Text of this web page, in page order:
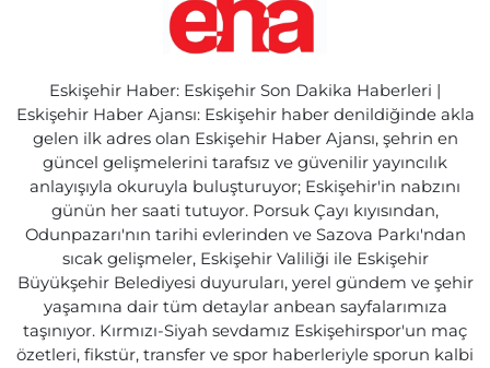
Eskişehir Haber: Eskişehir Son Dakika Haberleri |
Eskişehir Haber Ajansı: Eskişehir haber denildiğinde akla
gelen ilk adres olan Eskişehir Haber Ajansı, şehrin en
güncel gelişmelerini tarafsız ve güvenilir yayıncılık
anlayışıyla okuruyla buluşturuyor; Eskişehir'in nabzını
günün her saati tutuyor. Porsuk Çayı kıyısından,
Odunpazarı'nın tarihi evlerinden ve Sazova Parkı'ndan
sıcak gelişmeler, Eskişehir Valiliği ile Eskişehir
Büyükşehir Belediyesi duyuruları, yerel gündem ve şehir
yaşamına dair tüm detaylar anbean sayfalarımıza
taşınıyor. Kırmızı-Siyah sevdamız Eskişehirspor'un maç
özetleri, fikstür, transfer ve spor haberleriyle sporun kalbi